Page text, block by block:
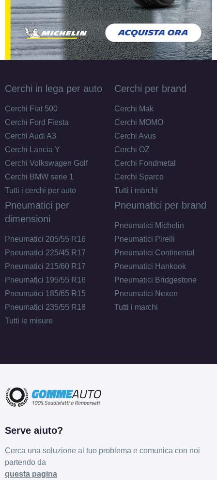
Cerchi in lega per auto
Cerchi Fiat 500
Cerchi Ford Fiesta
Cerchi Audi A3
Cerchi Lancia Y
Cerchi Volkswagen Golf
Cerchi BMW serie 1
Tutti i cerchi per auto
Cerchi per brand
Cerchi Mak
Cerchi MOMO
Cerchi Avus
Cerchi OZ
Cerchi Fondmetal
Cerchi Sparco
Tutti i marchi
Pneumatici per
dimensioni
Pneumatici 205/55 R16
Pneumatici 225/45 R17
Pneumatici 215/60 R17
Pneumatici 195/55 R16
Pneumatici 185/65 R15
Pneumatici 235/55 R18
Tutti le misure
Pneumatici per brand
Pneumatici Michelin
Pneumatici Pirelli
Pneumatici Continental
Pneumatici Hankook
Pneumatici Bridgestone
Pneumatici Nexen
Tutti i marchi
Serve aiuto?
Cerca una soluzione al tuo problema e comunica con noi
partendo da
questa pagina